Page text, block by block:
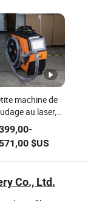
et
machine de
au laser,
de
pratique
machine,
refroidie
-
$US
Co., Ltd.